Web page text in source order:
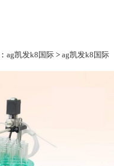
ag凯发k8国际 > ag凯发k8国际